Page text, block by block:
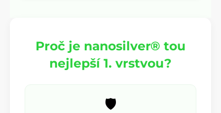
Proč je nanosilver® tou
nejlepší 1. vrstvou?
🛡️